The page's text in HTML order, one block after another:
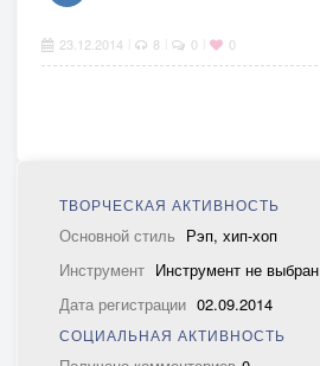
23.12.2014 8 0 0
ТВОРЧЕСКАЯ АКТИВНОСТЬ
Основной стиль Рэп, хип-хоп
Инструмент Инструмент не выбран
Дата регистрации 02.09.2014
СОЦИАЛЬНАЯ АКТИВНОСТЬ